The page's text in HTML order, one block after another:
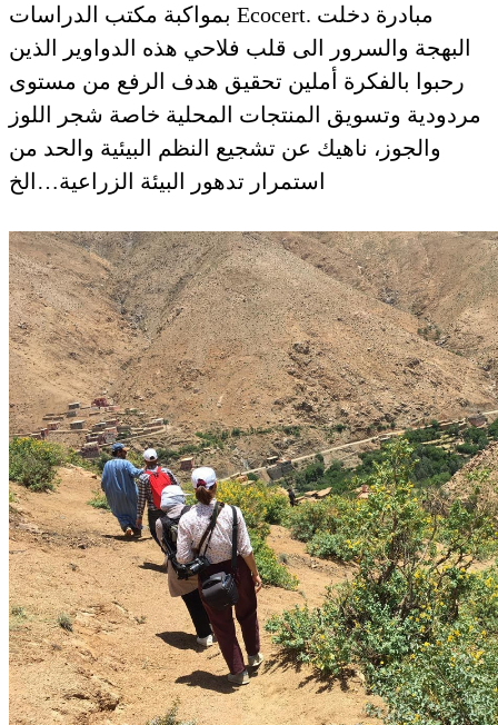
بمواكبة مكتب الدراسات Ecocert. مبادرة دخلت
البهجة والسرور الى قلب فلاحي هذه الدواوير الذين
رحبوا بالفكرة أملين تحقيق هدف الرفع من مستوى
مردودية وتسويق المنتجات المحلية خاصة شجر اللوز
والجوز، ناهيك عن تشجيع النظم البيئية والحد من
استمرار تدهور البيئة الزراعية…الخ